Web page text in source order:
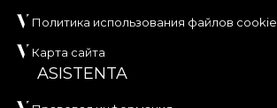
Политика использования файлов cookie
Карта сайта
ASISTENTA